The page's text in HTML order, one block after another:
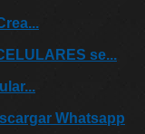
se...
Whatsapp